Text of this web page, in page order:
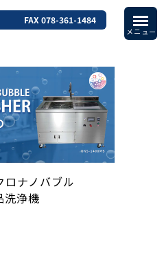
FAX 078-361-1484
ロナノバブル
洗浄機